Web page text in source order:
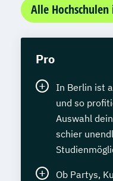
Alle
Pro
In Berlin ist
und so
Auswahl
schier
Ob Partys,